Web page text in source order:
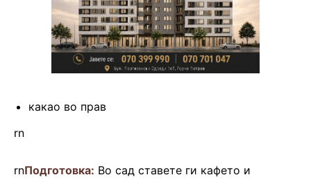
какао во прав
rn
rnПодготовка: Во сад ставете ги кафето и